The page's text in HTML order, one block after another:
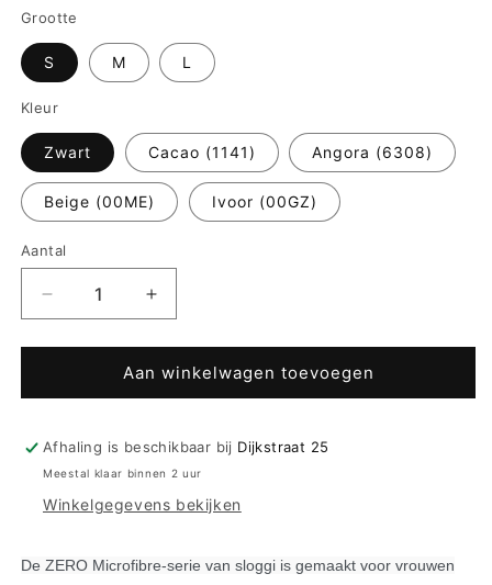
Grootte
S M L
Kleur
Zwart Cacao (1141) Angora (6308)
Beige (00ME) Ivoor (00GZ)
Aantal
Aantal
verlagen
voor
ZERO
2.0
Hipstring
3
Aantal
verhogen
voor
sloggi
ZERO
2.0
Hipstring
3
Aan winkelwagen toevoegen
Afhaling is beschikbaar bij Dijkstraat 25
Meestal klaar binnen 2 uur
Winkelgegevens bekijken
De ZERO Microfibre-serie van sloggi is gemaakt voor vrouwen